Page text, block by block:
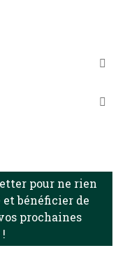


pour ne rien
bénéficier de
prochaines